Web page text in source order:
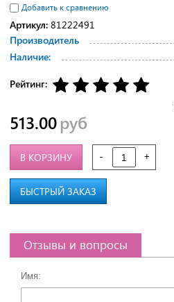
Добавить к сравнению
Артикул: 81222491
Производитель
Наличие:
Рейтинг:
513.00руб
- +
В КОРЗИНУ
БЫСТРЫЙ ЗАКАЗ
Отзывы и вопросы
Имя: